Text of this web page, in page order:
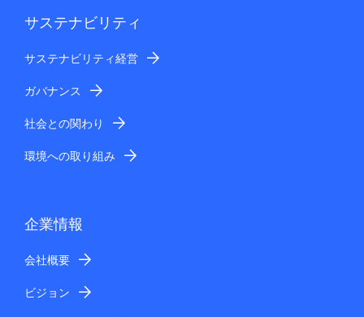
サステナビリティ
サステナビリティ経営
ガバナンス
社会との関わり
環境への取り組み
企業情報
会社概要
ビジョン